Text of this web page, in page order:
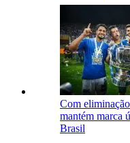
Com
mantém marca
Brasil